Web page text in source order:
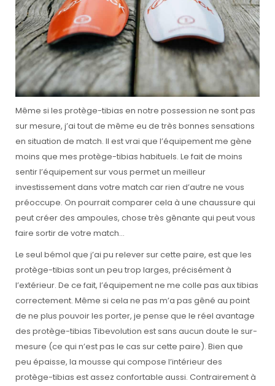
Même si les protège-tibias en notre possession ne sont pas
sur mesure, j’ai tout de même eu de très bonnes sensations
en situation de match. Il est vrai que l’équipement me gène
moins que mes protège-tibias habituels. Le fait de moins
sentir l’équipement sur vous permet un meilleur
investissement dans votre match car rien d’autre ne vous
préoccupe. On pourrait comparer cela à une chaussure qui
peut créer des ampoules, chose très gênante qui peut vous
faire sortir de votre match…
Le seul bémol que j’ai pu relever sur cette paire, est que les
protège-tibias sont un peu trop larges, précisément à
l’extérieur. De ce fait, l’équipement ne me colle pas aux tibias
correctement. Même si cela ne pas m’a pas gêné au point
de ne plus pouvoir les porter, je pense que le réel avantage
des protège-tibias Tibevolution est sans aucun doute le sur-
mesure (ce qui n’est pas le cas sur cette paire). Bien que
peu épaisse, la mousse qui compose l’intérieur des
protège-tibias est assez confortable aussi. Contrairement à